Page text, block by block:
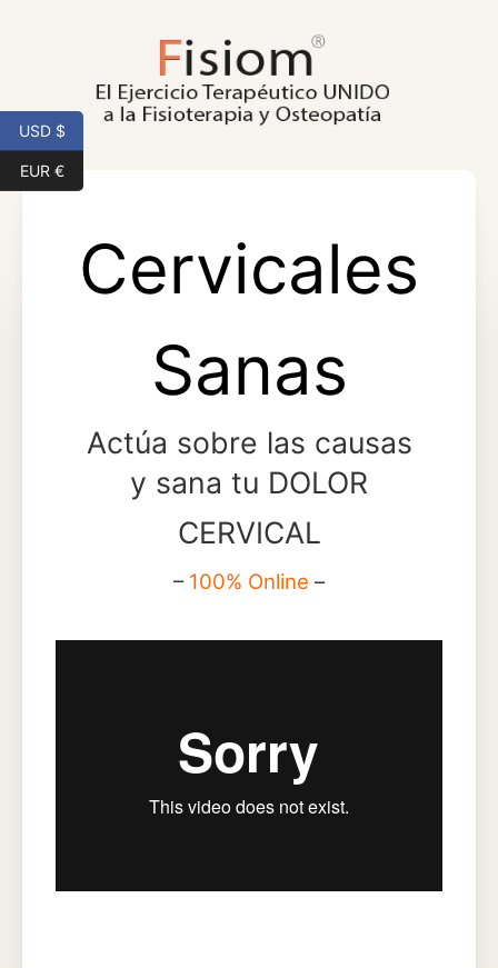
Cervicales
Sanas
Actúa sobre las causas
y sana tu DOLOR
CERVICAL
– 100% Online –
USD $
EUR €